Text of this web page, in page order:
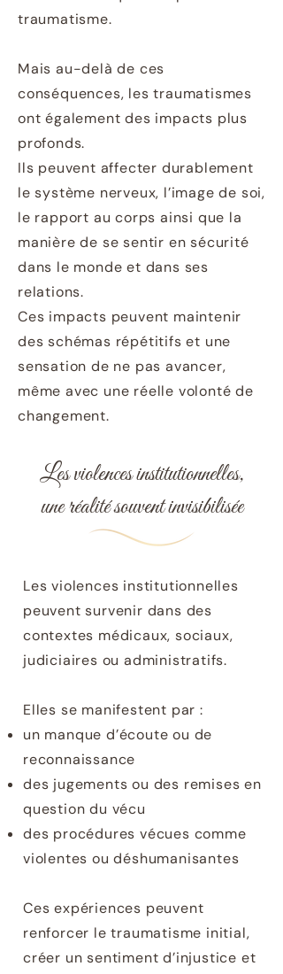
traumatisme.
Mais au-delà de ces
conséquences, les traumatismes
ont également des impacts plus
profonds.
Ils peuvent affecter durablement
le système nerveux, l’image de soi,
le rapport au corps ainsi que la
manière de se sentir en sécurité
dans le monde et dans ses
relations.
Ces impacts peuvent maintenir
des schémas répétitifs et une
sensation de ne pas avancer,
même avec une réelle volonté de
changement.
Les violences institutionnelles,
une réalité souvent invisibilisée
Les violences institutionnelles
peuvent survenir dans des
contextes médicaux, sociaux,
judiciaires ou administratifs.
Elles se manifestent par :
un manque d’écoute ou de
reconnaissance
des jugements ou des remises en
question du vécu
des procédures vécues comme
violentes ou déshumanisantes
Ces expériences peuvent
renforcer le traumatisme initial,
créer un sentiment d’injustice et